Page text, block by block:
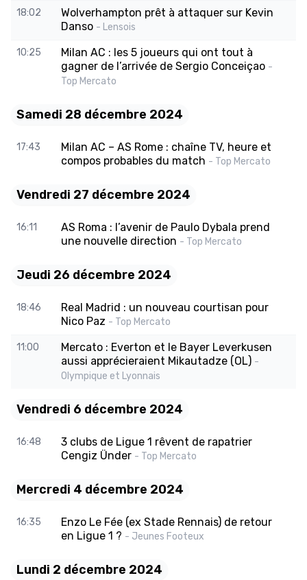
18:02
Wolverhampton prêt à attaquer sur Kevin
Danso - Lensois
10:25
Milan AC : les 5 joueurs qui ont tout à
gagner de l’arrivée de Sergio Conceiçao -
Top Mercato
Samedi 28 décembre 2024
17:43
Milan AC – AS Rome : chaîne TV, heure et
compos probables du match - Top Mercato
Vendredi 27 décembre 2024
16:11
AS Roma : l’avenir de Paulo Dybala prend
une nouvelle direction - Top Mercato
Jeudi 26 décembre 2024
18:46
Real Madrid : un nouveau courtisan pour
Nico Paz - Top Mercato
11:00
Mercato : Everton et le Bayer Leverkusen
aussi apprécieraient Mikautadze (OL) -
Olympique et Lyonnais
Vendredi 6 décembre 2024
16:48
3 clubs de Ligue 1 rêvent de rapatrier
Cengiz Ünder - Top Mercato
Mercredi 4 décembre 2024
16:35
Enzo Le Fée (ex Stade Rennais) de retour
en Ligue 1 ? - Jeunes Footeux
Lundi 2 décembre 2024